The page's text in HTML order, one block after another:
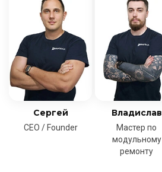
Сергей
CEO / Founder
Владислав
Мастер по
модульному
ремонту